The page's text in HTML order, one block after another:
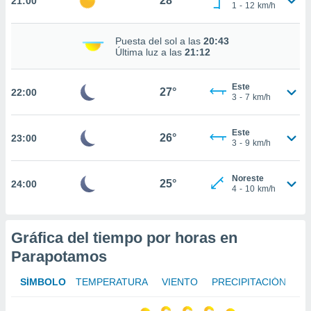
se
ni para
acceder a
web a
1 - 12 km/h
Puesta del sol a las 20:43
Última luz a las 21:12
22:00 27°
Este
3 - 7 km/h
23:00 26°
Este
3 - 9 km/h
24:00 25°
Noreste
4 - 10 km/h
Gráfica del tiempo por horas en
Parapotamos
SÍMBOLO TEMPERATURA VIENTO PRECIPITACIÓN